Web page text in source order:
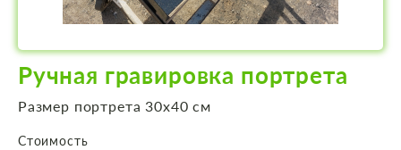
Ручная гравировка портрета
Размер портрета 30х40 см
Стоимость